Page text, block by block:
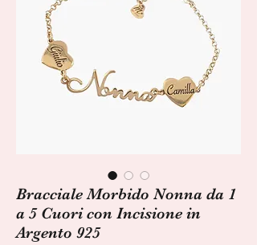
Bracciale Morbido Nonna da 1
a 5 Cuori con Incisione in
Argento 925